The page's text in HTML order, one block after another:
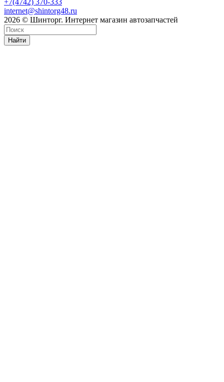
+7(4742) 370-333
internet@shintorg48.ru
2026 © Шинторг. Интернет магазин автозапчастей
Найти